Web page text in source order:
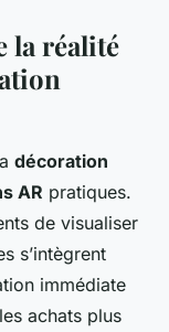
la réalité
décoration
AR pratiques.
de visualiser
s’intègrent
immédiate
achats plus